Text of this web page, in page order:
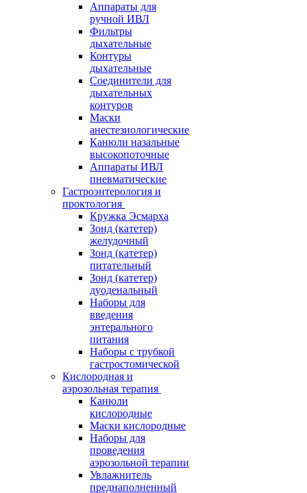
Аппараты для
ручной ИВЛ
Фильтры
дыхательные
Контуры
дыхательные
Соединители для
дыхательных
контуров
Маски
анестезиологические
Канюли назальные
высокопоточные
Аппараты ИВЛ
пневматические
Гастроэнтерология и
проктология
Кружка Эсмарха
Зонд (катетер)
желудочный
Зонд (катетер)
питательный
Зонд (катетер)
дуоденальный
Наборы для
введения
энтерального
питания
Наборы с трубкой
гастростомической
Кислородная и
аэрозольная терапия
Канюли
кислородные
Маски кислородные
Наборы для
проведения
аэрозольной терапии
Увлажнитель
преднаполненный